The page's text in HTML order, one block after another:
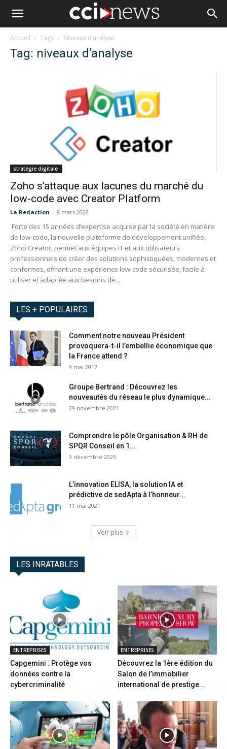
Accueil Tags Niveaux d’analyse
Tag: niveaux d’analyse
stratégie digitale
Zoho s’attaque aux lacunes du marché du
low-code avec Creator Platform
La Redaction - 8 mars 2022
Forte des 15 années d’expertise acquise par la société en matière
de low-code, la nouvelle plateforme de développement unifiée,
Zoho Creator, permet aux équipes IT et aux utilisateurs
professionnels de créer des solutions sophistiquées, modernes et
conformes, offrant une expérience low-code sécurisée, facile à
utiliser et adaptée aux besoins de...
LES + POPULAIRES
Comment notre nouveau Président
provoquera-t-il l’embellie économique que
la France attend ?
9 mai 2017
Groupe Bertrand : Découvrez les
nouveautés du réseau le plus dynamique...
29 novembre 2021
Comprendre le pôle Organisation & RH de
SPQR Conseil en 1...
9 décembre 2025
L’innovation ELISA, la solution IA et
prédictive de sedApta à l’honneur...
11 mai 2021
Voir plus
LES INRATABLES
ENTREPRISES
Capgemini : Protège vos
données contre la
cybercriminalité
ENTREPRISES
Découvrez la 1ère édition du
Salon de l’immobilier
international de prestige...